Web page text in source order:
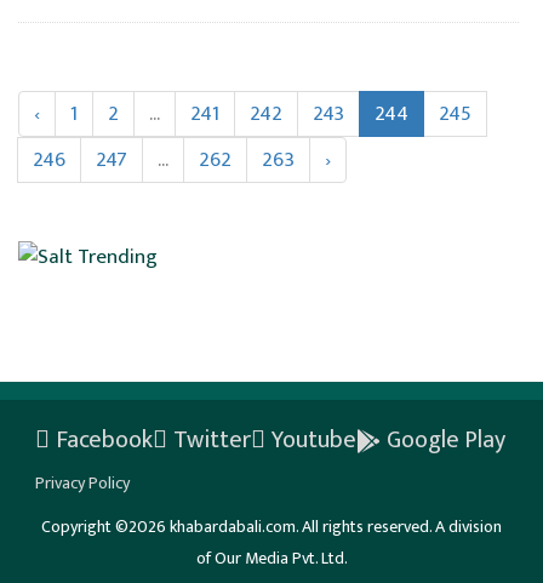
‹ 1 2 ... 241 242 243 244
245
246
247 ... 262 263 ›
Facebook Twitter Youtube Google Play
Privacy Policy
Copyright ©2026 khabardabali.com. All rights reserved. A division
of Our Media Pvt. Ltd.